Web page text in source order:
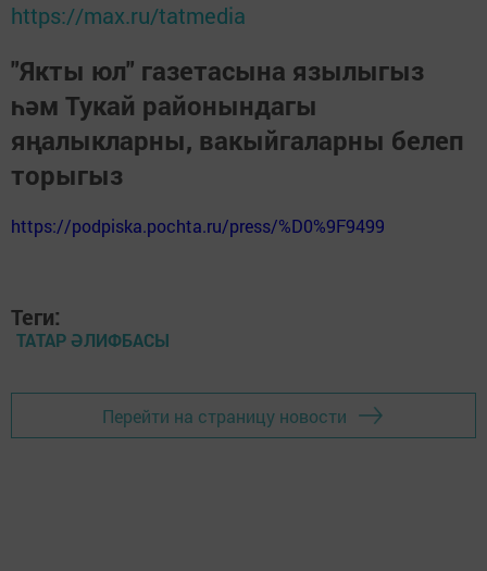
https://max.ru/tatmedia
"Якты юл" газетасына язылыгыз
һәм Тукай районындагы
яңалыкларны, вакыйгаларны белеп
торыгыз
https://podpiska.pochta.ru/press/%D0%9F9499
Теги:
ТАТАР ӘЛИФБАСЫ
Перейти на страницу новости